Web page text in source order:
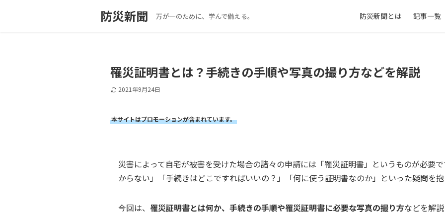
防災新聞 万が一のために、学んで備える。 防災新聞とは 記事一覧
罹災証明書とは？手続きの手順や写真の撮り方などを解説
2021年9月24日
本サイトはプロモーションが含まれています。
災害によって自宅が被害を受けた場合の諸々の申請には「罹災証明書」というものが必要
からない」「手続きはどこですればいいの？」「何に使う証明書なのか」といった疑問を抱
今回は、 罹災証明書とは何か、手続きの手順や罹災証明書に必要な写真の撮り方などを解説